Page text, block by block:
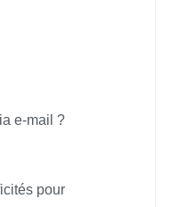
e-mail ?
pour